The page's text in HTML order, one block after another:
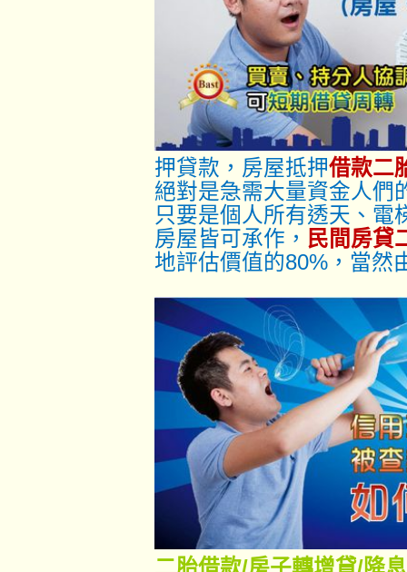
押貸款，房屋抵押借款二
絕對是急需大量資金人們
只要是個人所有透天、電
房屋皆可承作， 民間房貸
地評估價值的80%，當然